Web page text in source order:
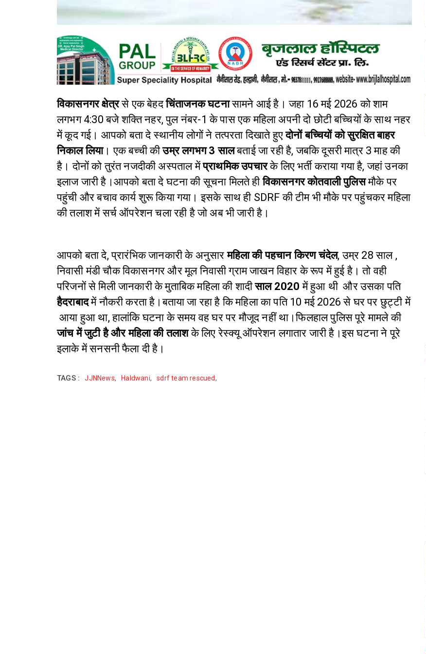
विकासनगर क्षेत्रसे एक बेहदचिंताजनक घटनासामने आई है। जहा 16 मई 2026 को शाम
लगभग 4:30 बजे शक्ति नहर, पुल नंबर-1 के पास एक महिला अपनी दो छोटी बच्चियों के साथ नहर
में कूद गई। आपको बता दे स्थानीय लोगों ने तत्परता दिखाते हुएदोनों बच्चियों को सुरक्षित बाहर
निकाल लिया। एक बच्ची कीउम्र लगभग 3 सालबताई जा रही है, जबकि दूसरी मात्र 3 माह की
है। दोनों को तुरंत नजदीकी अस्पताल मेंप्राथमिक उपचारके लिए भर्ती कराया गया है, जहां उनका
इलाज जारी है।आपको बता दे घटना की सूचना मिलते हीविकासनगर कोतवाली पुलिसमौके पर
पहुंची और बचाव कार्य शुरू किया गया। इसके साथ ही SDRF की टीम भी मौके पर पहुंचकर महिला
की तलाश में सर्च ऑपरेशन चला रही है जो अब भी जारी है।
आपको बता दे, प्रारंभिक जानकारी के अनुसार महिला की पहचान किरण चंदेल, उम्र 28 साल ,
निवासी मंडी चौक विकासनगर और मूल निवासी ग्राम जाखन विहार के रूप में हुई है। तो वही
परिजनों से मिली जानकारी के मुताबिक महिला की शादीसाल 2020 में हुआ थी और उसका पति
हैदराबादमें नौकरी करता है।बताया जा रहा है कि महिला का पति 10 मई 2026 से घर पर छुट्टी में
आया हुआ था, हालांकि घटना के समय वह घर पर मौजूद नहीं था।फिलहाल पुलिस पूरे मामले की
जांच में जुटी है और महिला की तलाशके लिए रेस्क्यू ऑपरेशन लगातार जारी है।इस घटना ने पूरे
इलाके में सनसनी फैला दी है।
TAGS : JJNNews, Haldwani, sdrf team rescued,